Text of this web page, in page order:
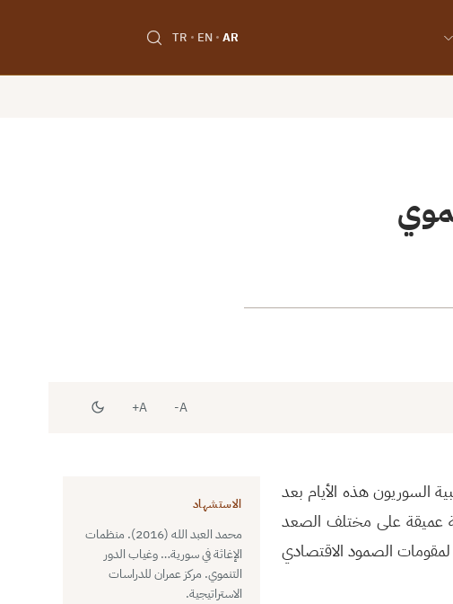
AR
EN
TR
A-
A+
هذه الأيام بعد
عميقة على مختلف الصعد
الصمود الاقتصادي
الاستشهاد
محمد العبد الله (2016). منظمات
الإغاثة في سورية… وغياب الدور
التنموي. مركز عمران للدراسات
الاستراتيجية.